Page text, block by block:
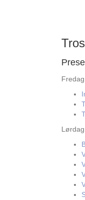
Fredag
Lørdag